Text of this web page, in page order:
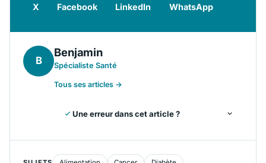
X Facebook LinkedIn WhatsApp
B
Benjamin
Spécialiste Santé
Tous ses articles →
Une erreur dans cet article ?